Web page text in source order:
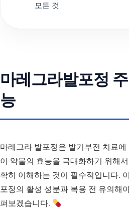
모든 것
마레그라발포정
능
마레그라 발포정은 발기부전 치료
이 약물의 효능을 극대화하기 위해
확히 이해하는 것이 필수적입니다.
포정의 활성 성분과 복용 전 유의해
펴보겠습니다.